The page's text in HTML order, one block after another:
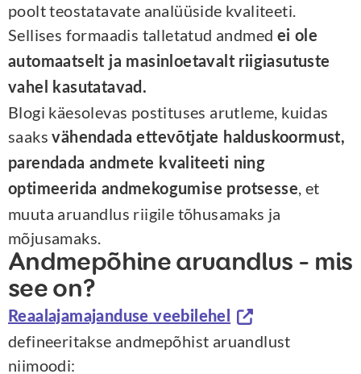
poolt teostatavate analüüside kvaliteeti.
Sellises formaadis talletatud andmed ei ole
automaatselt ja masinloetavalt riigiasutuste
vahel kasutatavad.
Blogi käesolevas postituses arutleme, kuidas
saaksvähendada ettevõtjate halduskoormust,
parendada andmete kvaliteeti ning
optimeerida andmekogumise protsesse, et
muuta aruandlus riigile tõhusamaks ja
mõjusamaks.
Andmepõhine aruandlus – mis
see on?
Reaalajamajanduse veebilehel
defineeritakse andmepõhist aruandlust
niimoodi: